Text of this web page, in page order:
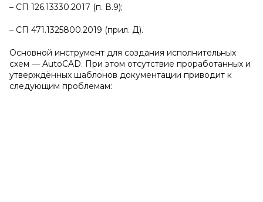
– СП 126.13330.2017 (п. В.9);
– СП 471.1325800.2019 (прил. Д).
Основной инструмент для создания исполнительных
схем — AutoCAD. При этом отсутствие проработанных и
утверждённых шаблонов документации приводит к
следующим проблемам: